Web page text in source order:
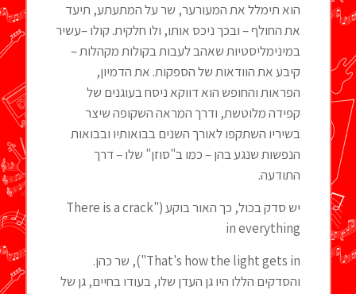
הוא תימלל את המעורער, שר על המתעתע, תיעד
את החולף – ובכך ניכס אותו, ולו חלקית. קולו –עשיר
במינימליסטיות שאהב לעבות בקולות מקהלות –
קיבע את הוודאות של הספקות. את הדמיון,
הפראות והחופש הוא דווקא ניסח בעוגנים של
קפידה מלוטשת, ודרך המראה השקופה שיצר
בשיריו השתקפו לאורך השנים בבואותיו ובבואות
הנפשות שנגע בהן – כמו ב"סוזן" שלו – דרך
התודעה.
יש סדק בכול, כך האור בוקע ("There is a crack
in everything
That's how the light gets in"), שר כהן.
והסדקים הללו היו גן העדן שלו, בעודו בחיים, גן של